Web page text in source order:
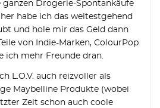
ganzen Drogerie-Spontankäufe
habe ich das weitestgehend
und hole mir das Geld dann
von Indie-Marken, ColourPop
ich mehr Freunde dran.
L.O.V. auch reizvoller als
Maybelline Produkte (wobei
Zeit schon auch coole